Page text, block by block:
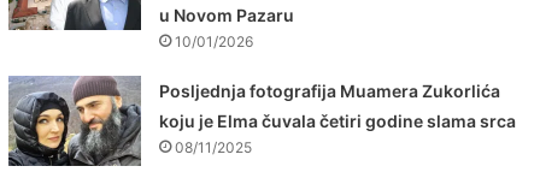
u Novom Pazaru
10/01/2026
Posljednja fotografija Muamera Zukorlića
koju je Elma čuvala četiri godine slama srca
08/11/2025